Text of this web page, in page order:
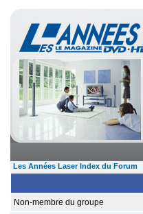
Les Années Laser Index du Forum
Non-membre du groupe